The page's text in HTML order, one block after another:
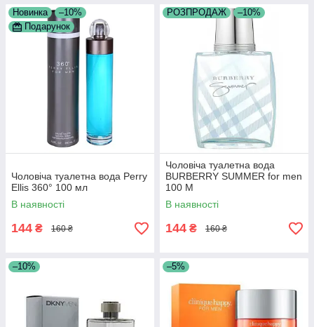
Новинка
–10%
Подарунок
Чоловіча туалетна вода Perry
Ellis 360° 100 мл
В наявності
144 ₴ 160 ₴
РОЗПРОДАЖ –10%
Чоловіча туалетна вода
BURBERRY SUMMER for men
100 M
В наявності
144 ₴ 160 ₴
–10% –5%